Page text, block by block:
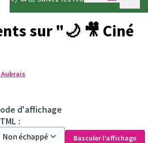
sur "🌙 🎥 Ciné
d'affichage
:
Basculer l’affichage